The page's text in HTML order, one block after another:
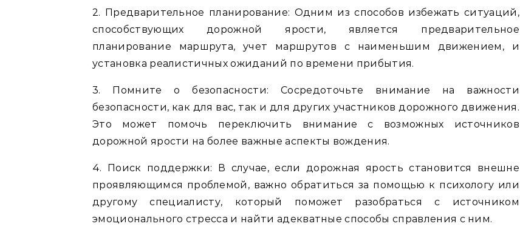
2. Предварительное планирование: Одним из способов избежать ситуаций,
способствующих дорожной ярости, является предварительное
планирование маршрута, учет маршрутов с наименьшим движением, и
установка реалистичных ожиданий по времени прибытия.
3. Помните о безопасности: Сосредоточьте внимание на важности
безопасности, как для вас, так и для других участников дорожного движения.
Это может помочь переключить внимание с возможных источников
дорожной ярости на более важные аспекты вождения.
4. Поиск поддержки: В случае, если дорожная ярость становится внешне
проявляющимся проблемой, важно обратиться за помощью к психологу или
другому специалисту, который поможет разобраться с источником
эмоционального стресса и найти адекватные способы справления с ним.